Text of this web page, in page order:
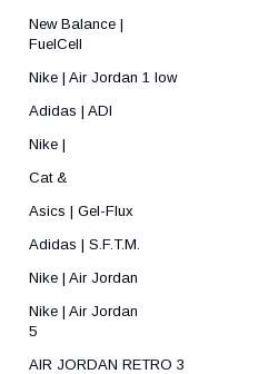
New Balance |
Nike | Air Jordan 1 low
Adidas | ADI
Nike |
Cat &
Asics | Gel-Flux
Adidas | S.F.T.M.
Nike | Air Jordan
Nike | Air Jordan
AIR JORDAN RETRO 3